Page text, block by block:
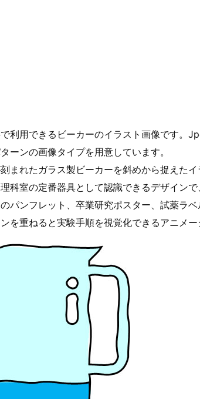
利用できるビーカーのイラスト画像です。
ーンの画像タイプを用意しています。
まれたガラス製ビーカーを斜めから捉えた
科室の定番器具として認識できるデザイン
のパンフレット、卒業研究ポスター、試薬ラ
を重ねると実験手順を視覚化できるアニメー